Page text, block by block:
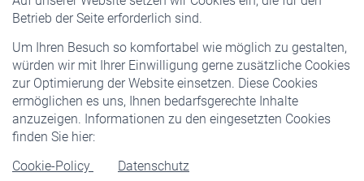
Betrieb der Seite erforderlich sind.
Um Ihren Besuch so komfortabel wie möglich zu gestalten,
würden wir mit Ihrer Einwilligung gerne zusätzliche Cookies
zur Optimierung der Website einsetzen. Diese Cookies
ermöglichen es uns, Ihnen bedarfsgerechte Inhalte
anzuzeigen. Informationen zu den eingesetzten Cookies
finden Sie hier:
Cookie-Policy
Datenschutz
Pflichtversicherung
Staatliche Förderung
Veranstaltungen
Rentner
Rentenbeginn
Rente beantragen